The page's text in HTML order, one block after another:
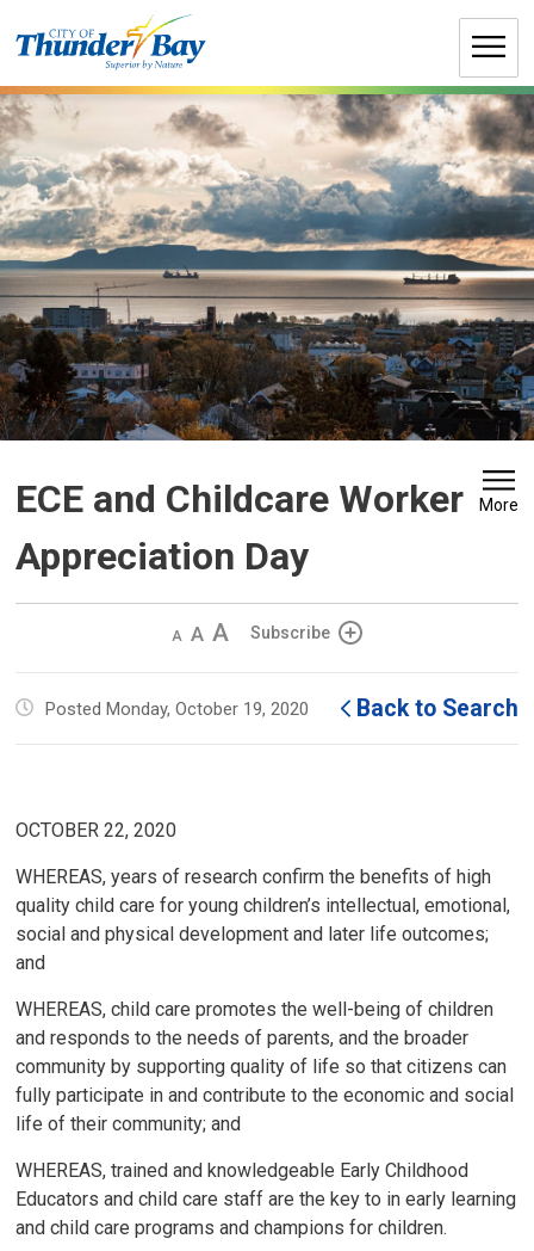
to
ECE and Childcare Worker
Appreciation Day
More
Decrease
size
Default
size
Increase
size
Subscribe
Posted Monday, October 19, 2020 Back to Search
OCTOBER 22, 2020
WHEREAS, years of research confirm the benefits of high
quality child care for young children’s intellectual, emotional,
social and physical development and later life outcomes;
and
WHEREAS, child care promotes the well-being of children
and responds to the needs of parents, and the broader
community by supporting quality of life so that citizens can
fully participate in and contribute to the economic and social
life of their community; and
WHEREAS, trained and knowledgeable Early Childhood
Educators and child care staff are the key to in early learning
and child care programs and champions for children.